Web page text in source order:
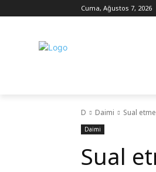
Cuma, Ağustos 7, 2026
D Daimi Sual
Daimi
Sual